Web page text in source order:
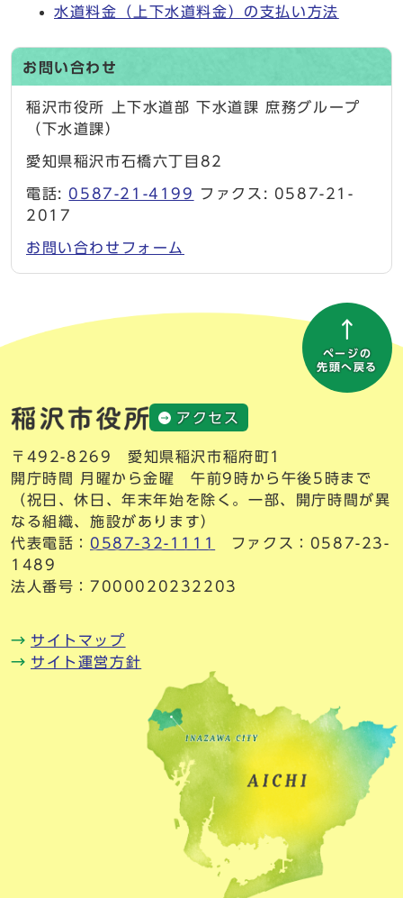
水道料金（上下水道料金）の支払い方法
お問い合わせ
稲沢市役所 上下水道部 下水道課 庶務グループ
（下水道課）
愛知県稲沢市石橋六丁目82
電話: 0587-21-4199
ファクス: 0587-21-
2017
お問い合わせフォーム
ページの
先頭へ戻る
アクセス
〒492-8269 愛知県稲沢市稲府町1
開庁時間 月曜から金曜 午前9時から午後5時まで
（祝日、休日、年末年始を除く。一部、開庁時間が異
なる組織、施設があります）
代表電話： 0587-32-1111
ファクス：0587-23-
1489
法人番号：7000020232203
サイトマップ
サイト運営方針